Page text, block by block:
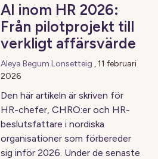
AI inom HR 2026:
Från pilotprojekt till
verkligt affärsvärde
Aleya Begum Lonsetteig ,11 februari
2026
Den här artikeln är skriven för
HR-chefer, CHRO:er och HR-
beslutsfattare i nordiska
organisationer som förbereder
sig inför 2026. Under de senaste